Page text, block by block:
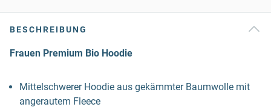
BESCHREIBUNG
Frauen Premium Bio Hoodie
Mittelschwerer Hoodie aus gekämmter Baumwolle mit
angerautem Fleece